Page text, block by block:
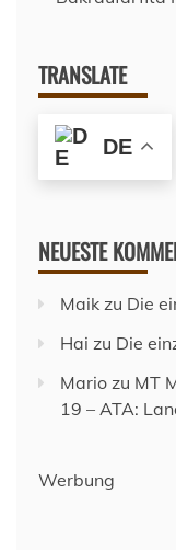
TRANSLATE
DE
NEUESTE
Maik zu Die
Hai zu Die
Mario zu MT
19 – ATA:
Werbung